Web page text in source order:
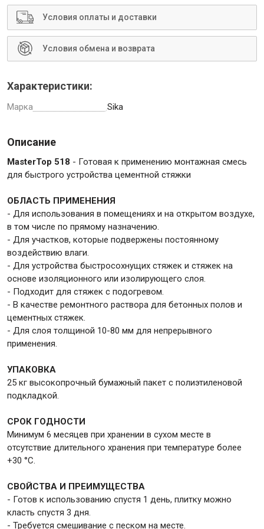
Условия оплаты и доставки
Условия обмена и возврата
Характеристики:
Марка Sika
Описание
MasterTop 518 - Готовая к применению монтажная смесь
для быстрого устройства цементной стяжки
ОБЛАСТЬ ПРИМЕНЕНИЯ
- Для использования в помещениях и на открытом воздухе,
в том числе по прямому назначению.
- Для участков, которые подвержены постоянному
воздействию влаги.
- Для устройства быстросохнущих стяжек и стяжек на
основе изоляционного или изолирующего слоя.
- Подходит для стяжек с подогревом.
- В качестве ремонтного раствора для бетонных полов и
цементных стяжек.
- Для слоя толщиной 10-80 мм для непрерывного
применения.
УПАКОВКА
25 кг высокопрочный бумажный пакет с полиэтиленовой
подкладкой.
СРОК ГОДНОСТИ
Минимум 6 месяцев при хранении в сухом месте в
отсутствие длительного хранения при температуре более
+30 °C.
СВОЙСТВА И ПРЕИМУЩЕСТВА
- Готов к использованию спустя 1 день, плитку можно
класть спустя 3 дня.
- Требуется смешивание с песком на месте.
Инструменты
Малярный инструмент
Ещё 2
Сантехника
Крепежи
Анкеры
Канаты, шнуры
Всё для дома и сада
Товары для бани и сауны